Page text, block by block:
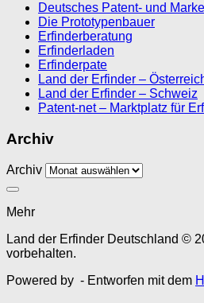
Deutsches Patent- und
Die Prototypenbauer
Erfinderberatung
Erfinderladen
Erfinderpate
Land der Erfinder –
Land der Erfinder – Schweiz
Patent-net – Marktplatz für
Archiv
Archiv
Mehr
Land der Erfinder Deutschland ©
vorbehalten.
Powered by - Entworfen mit dem